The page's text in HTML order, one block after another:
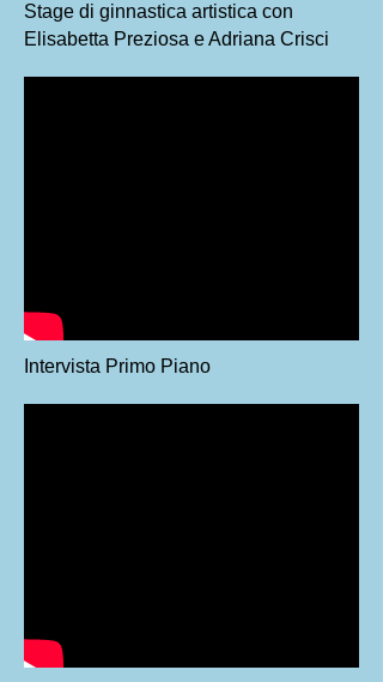
Stage di ginnastica artistica con
Elisabetta Preziosa e Adriana Crisci
Intervista Primo Piano